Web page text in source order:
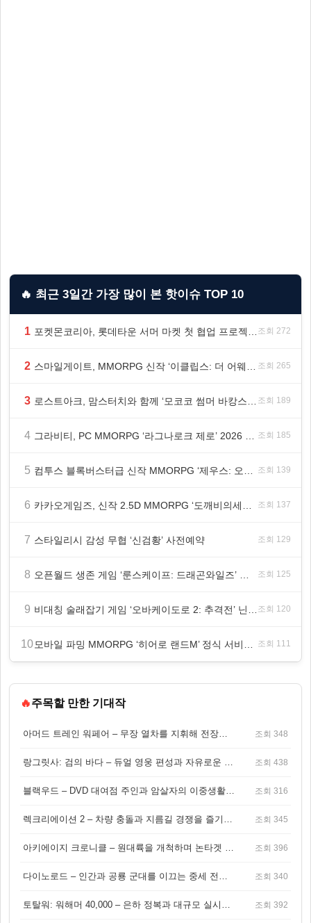
🔥 최근 3일간 가장 많이 본 핫이슈 TOP 10
1 조회 272
2 조회 265
3 조회 189
4 조회 185
5 조회 139
6 조회 137
7 스타일리시 감성 무협 ‘신검황’ 사전예약 조회 129
8 조회 125
9 조회 120
10 조회 111
🔥주목할 만한 기대작
아머드 트레인 워페어 – 무장 열차를 지휘해 전장을 돌파하는 생존 전투 게임 조회 348
랑그릿사: 검의 바다 – 듀얼 영웅 편성과 자유로운 탐험을 결합한 판타지 전략 RPG 조회 438
블랙우드 – DVD 대여점 주인과 암살자의 이중생활을 그린 3인칭 액션 스릴러 게임 조회 316
렉크리에이션 2 – 차량 충돌과 지름길 경쟁을 즐기는 오픈월드 아케이드 레이싱 게임 조회 345
아키에이지 크로니클 – 원대륙을 개척하며 논타겟 전투를 즐기는 오픈월드 MMORPG 조회 396
다이노로드 – 인간과 공룡 군대를 이끄는 중세 전략 액션 RPG 조회 340
토탈워: 워해머 40,000 – 은하 정복과 대규모 실시간 전투가 결합된 전략 게임! 조회 392